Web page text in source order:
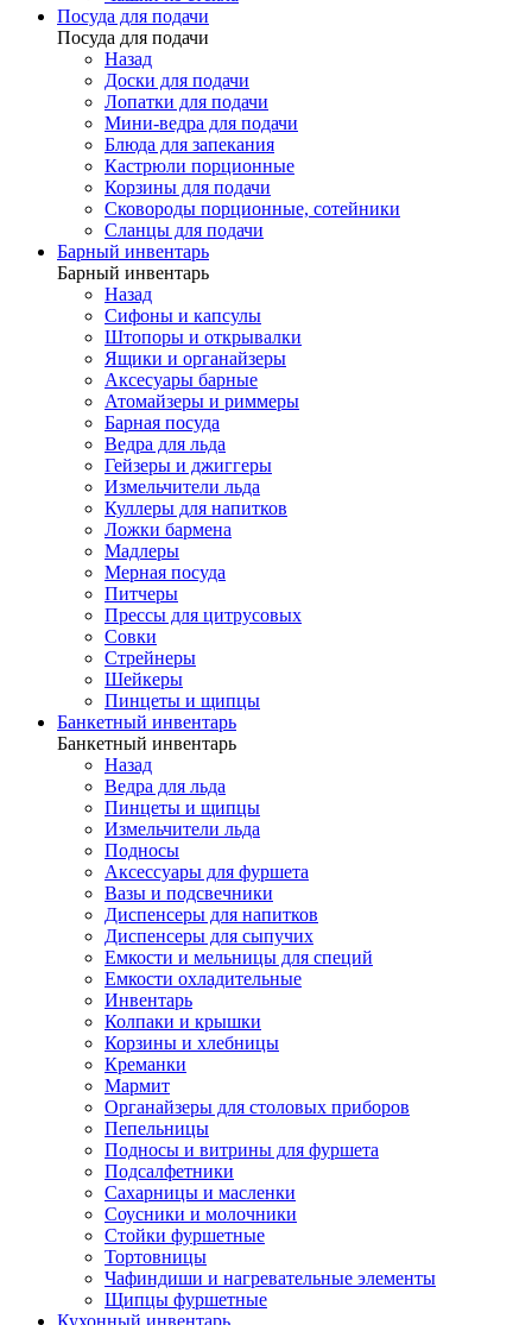
Посуда для подачи
Посуда для подачи
Назад
Доски для подачи
Лопатки для подачи
Мини-ведра для подачи
Блюда для запекания
Кастрюли порционные
Корзины для подачи
Сковороды порционные, сотейники
Сланцы для подачи
Барный инвентарь
Барный инвентарь
Назад
Сифоны и капсулы
Штопоры и открывалки
Ящики и органайзеры
Аксесуары барные
Атомайзеры и риммеры
Барная посуда
Ведра для льда
Гейзеры и джиггеры
Измельчители льда
Куллеры для напитков
Ложки бармена
Мадлеры
Мерная посуда
Питчеры
Прессы для цитрусовых
Совки
Стрейнеры
Шейкеры
Пинцеты и щипцы
Банкетный инвентарь
Банкетный инвентарь
Назад
Ведра для льда
Пинцеты и щипцы
Измельчители льда
Подносы
Аксессуары для фуршета
Вазы и подсвечники
Диспенсеры для напитков
Диспенсеры для сыпучих
Емкости и мельницы для специй
Емкости охладительные
Инвентарь
Колпаки и крышки
Корзины и хлебницы
Креманки
Мармит
Органайзеры для столовых приборов
Пепельницы
Подносы и витрины для фуршета
Подсалфетники
Сахарницы и масленки
Соусники и молочники
Стойки фуршетные
Тортовницы
Чафиндиши и нагревательные элементы
Щипцы фуршетные
Кухонный инвентарь